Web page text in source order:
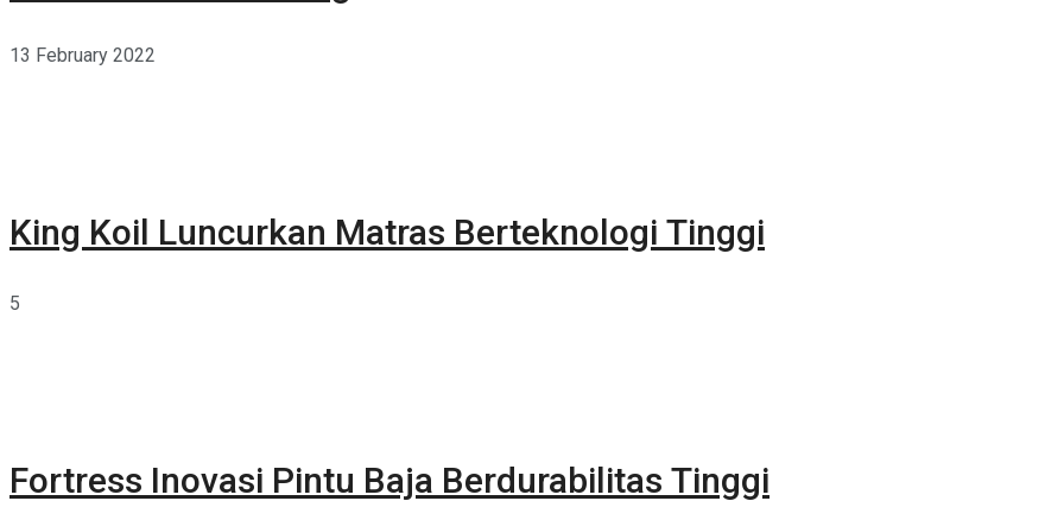
13 February 2022
King Koil Luncurkan Matras Berteknologi Tinggi
5
Fortress Inovasi Pintu Baja Berdurabilitas Tinggi